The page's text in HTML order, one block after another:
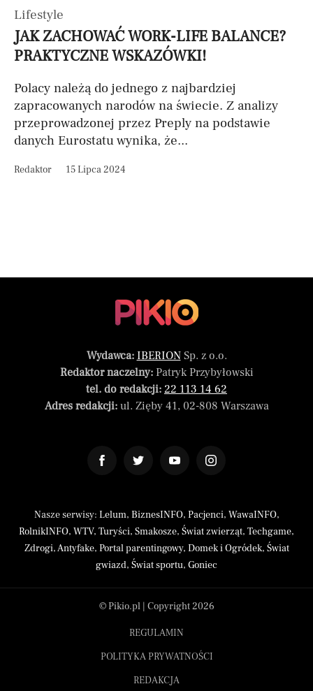
Lifestyle
JAK ZACHOWAĆ WORK-LIFE BALANCE?
PRAKTYCZNE WSKAZÓWKI!
Polacy należą do jednego z najbardziej
zapracowanych narodów na świecie. Z analizy
przeprowadzonej przez Preply na podstawie
danych Eurostatu wynika, że...
Redaktor 15 Lipca 2024
Wydawca: IBERIONSp. z o.o.
Redaktor naczelny:Patryk Przybyłowski
tel. do redakcji: 22 113 14 62
Adres redakcji:ul. Zięby 41, 02-808 Warszawa
Nasze serwisy: Lelum, BiznesINFO, Pacjenci, WawaINFO,
RolnikINFO, WTV, Turyści, Smakosze, Świat zwierząt, Techgame,
Zdrogi,Antyfake, Portal parentingowy, Domek i Ogródek, Świat
gwiazd, Świat sportu, Goniec
© Pikio.pl | Copyright 2026
REGULAMIN
POLITYKA PRYWATNOŚCI
REDAKCJA